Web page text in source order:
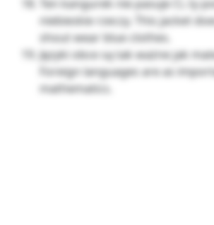
Ten kangurek nie pasuje Ci, ty
niebieskie rzeczy. This jacket
shout wear blue clothes.
Języki obce są tak ważne jak
Foreign languages are as
mathematics.